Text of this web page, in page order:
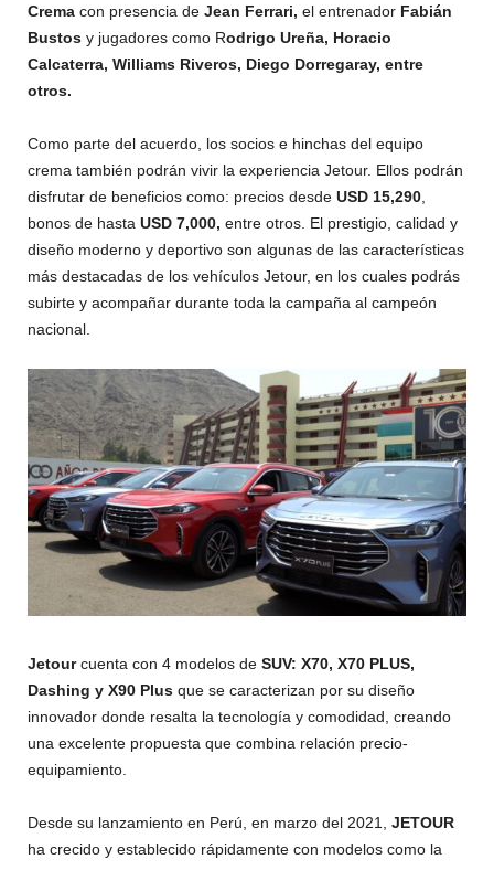
Crema con presencia de Jean Ferrari, el entrenador Fabián
Bustos y jugadores como Rodrigo Ureña, Horacio
Calcaterra, Williams Riveros, Diego Dorregaray, entre
otros.
Como parte del acuerdo, los socios e hinchas del equipo
crema también podrán vivir la experiencia Jetour. Ellos podrán
disfrutar de beneficios como: precios desde USD 15,290
bonos de hasta USD 7,000, entre otros. El prestigio, calidad y
diseño moderno y deportivo son algunas de las características
más destacadas de los vehículos Jetour, en los cuales podrás
subirte y acompañar durante toda la campaña al campeón
nacional.
Jetourcuenta con 4 modelos de SUV: X70, X70 PLUS,
Dashing y X90 Plus que se caracterizan por su diseño
innovador donde resalta la tecnología y comodidad, creando
una excelente propuesta que combina relación precio-
equipamiento.
Desde su lanzamiento en Perú, en marzo del 2021, JETOUR
ha crecido y establecido rápidamente con modelos como la